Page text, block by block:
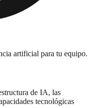
artificial para tu equipo.
de IA, las
tecnológicas